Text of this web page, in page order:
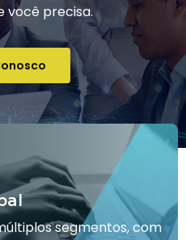
você precisa.
segmentos, com